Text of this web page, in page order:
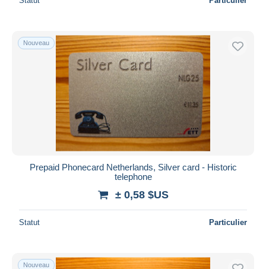
Nouveau
Prepaid Phonecard Netherlands, Silver card - Historic
telephone
± 0,58 $US
Statut Particulier
Nouveau